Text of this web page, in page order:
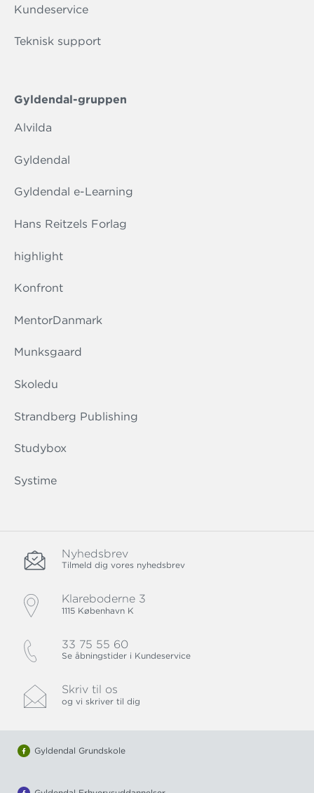
Kundeservice
Teknisk support
Gyldendal-gruppen
Alvilda
Gyldendal
Gyldendal e-Learning
Hans Reitzels Forlag
highlight
Konfront
MentorDanmark
Munksgaard
Skoledu
Strandberg Publishing
Studybox
Systime
Nyhedsbrev
Tilmeld dig vores nyhedsbrev
Klareboderne 3
1115 København K
33 75 55 60
Se åbningstider i Kundeservice
Skriv til os
og vi skriver til dig
Gyldendal Grundskole